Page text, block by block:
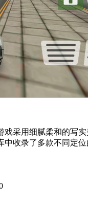
戏采用细腻柔和的
收录了多款不同定